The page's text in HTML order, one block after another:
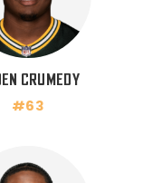
CRUMEDY
#63